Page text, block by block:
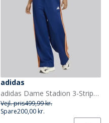
adidas
adidas Dame Stadion 3-Stripes Træningsbukser Dark Blue/Pure Orange/Off White
Vejl. pris499,99 kr.
Spare200,00 kr.